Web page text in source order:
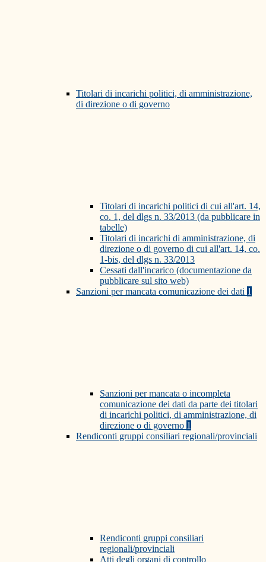
Titolari di incarichi politici, di amministrazione,
di direzione o di governo
Titolari di incarichi politici di cui all'art. 14,
co. 1, del dlgs n. 33/2013 (da pubblicare in
tabelle)
Titolari di incarichi di amministrazione, di
direzione o di governo di cui all'art. 14, co.
1-bis, del dlgs n. 33/2013
Cessati dall'incarico (documentazione da
pubblicare sul sito web)
Sanzioni per mancata comunicazione dei dati 1
Sanzioni per mancata o incompleta
comunicazione dei dati da parte dei titolari
di incarichi politici, di amministrazione, di
direzione o di governo 1
Rendiconti gruppi consiliari regionali/provinciali
Rendiconti gruppi consiliari
regionali/provinciali
Atti degli organi di controllo